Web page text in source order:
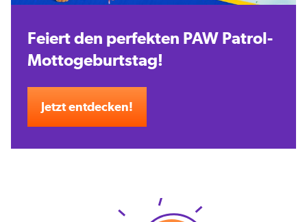
Feiert den perfekten PAW Patrol-
Mottogeburtstag!
Jetzt entdecken!